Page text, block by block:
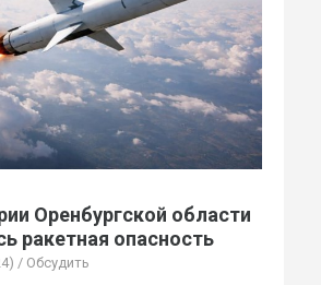
Оренбургской области
ракетная опасность
/ Обсудить